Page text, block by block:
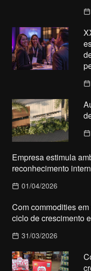
Empresa estimula
reconhecimento
01/04/2026
Com commodities
ciclo de crescimento
31/03/2026